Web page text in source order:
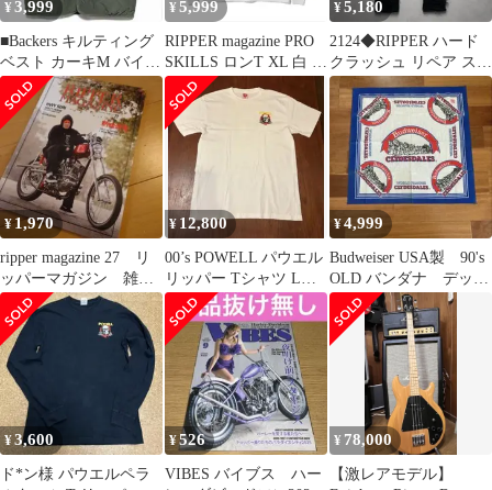
¥3,999
■Backers キルティング
ベスト カーキM バイカ
ー バッカーズ■
¥ 5,999
RIPPER magazine PRO
SKILLS ロンT XL 白 切
捨御免
¥5,180
2124◆RIPPER ハード
クラッシュ リペア スト
レッチデニムパンツ
¥ 1,970
ripper magazine 27 リ
ッパーマガジン 雑
誌 最新号
¥ 12,800
00’s POWELL パウエル
リッパー Tシャツ Lサ
イズ 白 ハスコ正規
¥4,999
Budweiser USA製 90's
OLD バンダナ デッド
ストック
¥3,600
ド*ン様 パウエルペラ
¥526
VIBES バイブス ハー
¥ 78,000
【激レアモデル】